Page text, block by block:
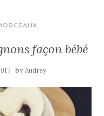
façon bébé
byAudrey